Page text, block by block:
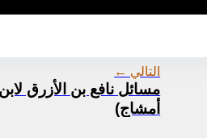
التالي ←
مسائل نافع بن الأزرق
أمشاج)